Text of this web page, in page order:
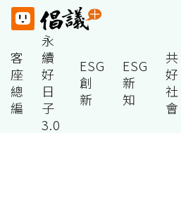
客
座
總
編
永
續
好
日
子
3.0
ESG
創
新
ESG
新
知
共
好
社
會